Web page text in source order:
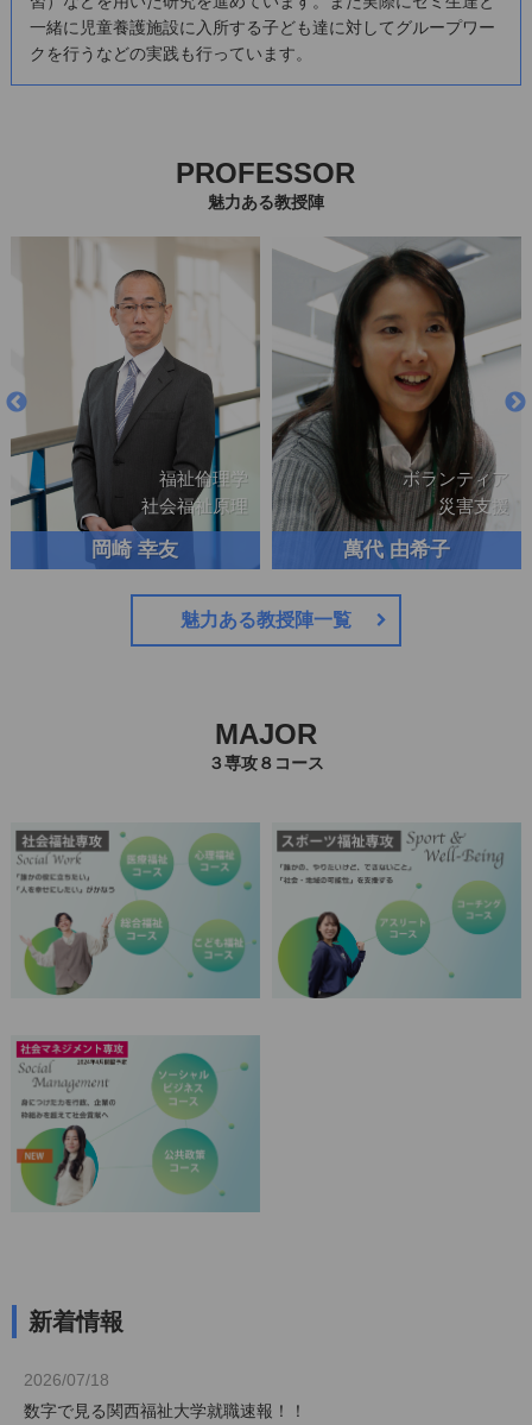
一緒に児童養護施設に入所する子ども達に対してグループワー
クを行うなどの実践も行っています。
PROFESSOR
魅力ある教授陣
ボランティア
災害支援
萬代 由希子
福祉哲学
福祉原理
中村 剛
魅力ある教授陣一覧
MAJOR
３専攻８コース
新着情報
2026/07/18
数字で見る関西福祉大学就職速報！！